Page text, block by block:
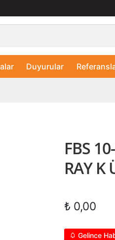
Duyurular
FBS
RAY K
₺ 0,00
Gelince